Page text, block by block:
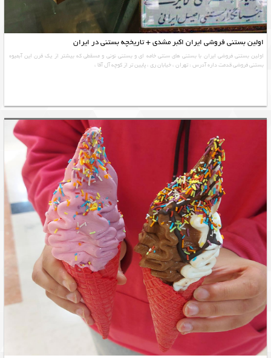
اولین بستنی فروشی ایران اکبر مشدی + تاریخچه بستنی در ایران
اولین بستنی فروشی ایران با بستنی های سنتی خامه ای و بستنی نونی و مسقطی که بیشتر از یک قرن این آبمیوه
بستنی فروشی قدمت داره آدرس : تهران ، خیابان ری ، پایین تر از کوچه آل آقا ،